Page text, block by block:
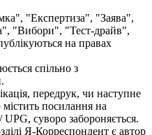
"Експертиза", "Заява",
"Вибори", "Тест-драйв",
на правах
спільно з
передрук, чи наступне
посилання на
суворо забороняється.
Я-Корреспондент є автор